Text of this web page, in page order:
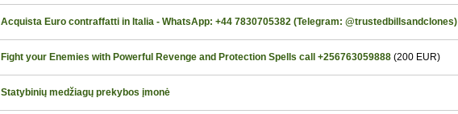
Acquista Euro contraffatti in Italia - WhatsApp: +44 7830705382 (Telegram: @trustedbillsandclones)
Fight your Enemies with Powerful Revenge and Protection Spells call +256763059888 (200 EUR)
Statybinių medžiagų prekybos įmonė